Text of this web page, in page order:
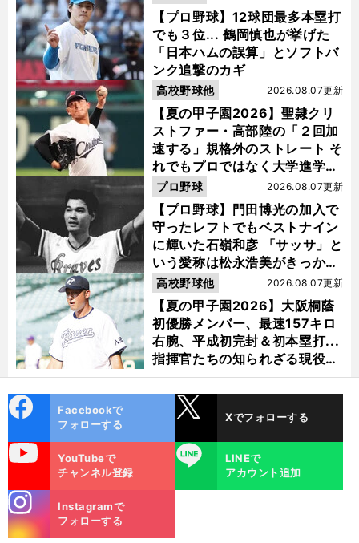
【プロ野球】12球団最多本塁打
でも３位... 鶴岡慎也が挙げた
「日本ハムの誤算」とソフトバ
ンク追撃のカギ
【夏の甲子園2026】聖隷クリ
ストファー・高部陸の「２回加
速する」規格外のストレート そ
れでもプロではなく大学進学を
選ぶ理由
2026.08.07更新
高校野球他
【プロ野球】門田博光の加入で
守ったレフトでもベストナイン
に輝いた石嶺和彦 「サッサ」と
いう愛称は松永浩美がきっか
け？
2026.08.07更新
プロ野球
【夏の甲子園2026】大阪桐蔭
初優勝メンバー、最速157キロ
右腕、平成初完封＆初本塁打...
指揮官たちの知られざる現役時
代
2026.08.07更新
高校野球他
ok
Facebookで
フォローする
Xでフォローする
YouTubeで
チャンネル登録
LINE
LINEで
アカウント追加
m
Instagramで
フォローする